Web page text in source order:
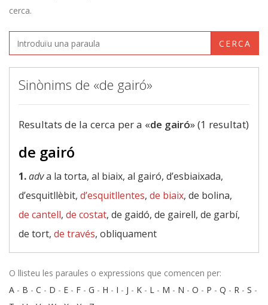
cerca.
CERCA
Sinònims de «de gairó»
Resultats de la cerca per a «de gairó» (1 resultat)
de gairó
1.adva la torta, al biaix, al gairó, d’esbiaixada,
d’esquitllèbit, d’esquitllentes, de biaix, de bolina,
de cantell, de costat, de gaidó, de gairell, de garbí,
de tort, de través, obliquament
O llisteu les paraules o expressions que comencen per:
A - B - C - D - E - F - G - H - I - J - K - L - M - N - O - P - Q - R - S -